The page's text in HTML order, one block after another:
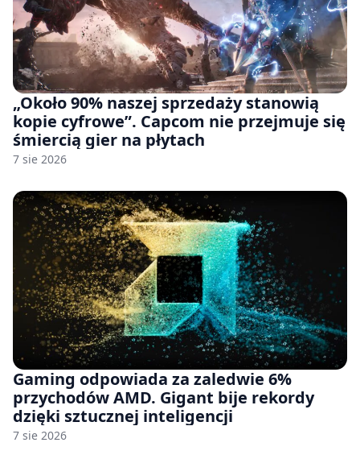
„Około 90% naszej sprzedaży stanowią
kopie cyfrowe”. Capcom nie przejmuje się
śmiercią gier na płytach
7 sie 2026
Gaming odpowiada za zaledwie 6%
przychodów AMD. Gigant bije rekordy
dzięki sztucznej inteligencji
7 sie 2026